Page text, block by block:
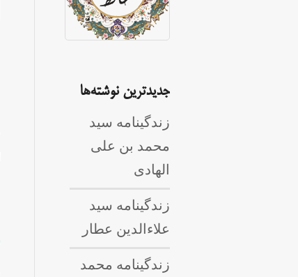
جدیدترین نوشته‌ها
زندگینامه سید
محمد بن علی
الهادی
زندگینامه سید
علاءالدین عطار
زندگینامه محمد